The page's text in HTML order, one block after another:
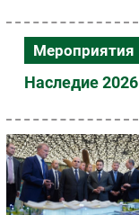
Мероприятия
Наследие 2026